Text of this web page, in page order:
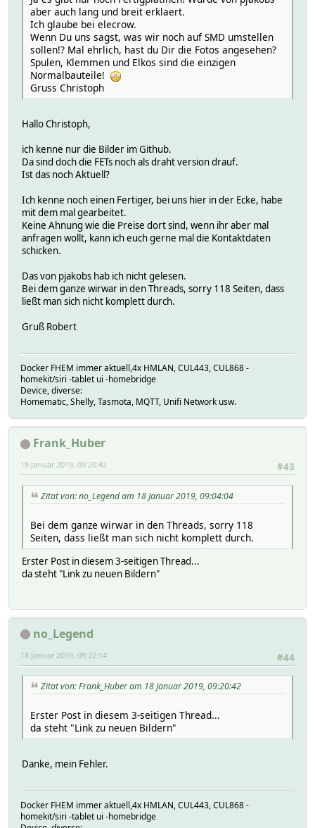
aber auch lang und breit erklaert.
Ich glaube bei elecrow.
Wenn Du uns sagst, was wir noch auf SMD umstellen
sollen!? Mal ehrlich, hast du Dir die Fotos angesehen?
Spulen, Klemmen und Elkos sind die einzigen
Normalbauteile!
Gruss Christoph
Hallo Christoph,
ich kenne nur die Bilder im Github.
Da sind doch die FETs noch als draht version drauf.
Ist das noch Aktuell?
Ich kenne noch einen Fertiger, bei uns hier in der Ecke, habe
mit dem mal gearbeitet.
Keine Ahnung wie die Preise dort sind, wenn ihr aber mal
anfragen wollt, kann ich euch gerne mal die Kontaktdaten
schicken.
Das von pjakobs hab ich nicht gelesen.
Bei dem ganze wirwar in den Threads, sorry 118 Seiten, dass
ließt man sich nicht komplett durch.
Gruß Robert
Docker FHEM immer aktuell,4x HMLAN, CUL443, CUL868 -
homekit/siri -tablet ui -homebridge
Device, diverse:
Homematic, Shelly, Tasmota, MQTT, Unifi Network usw.
Frank_Huber
#43
18 Januar 2019, 09:20:42
Zitat von: no_Legend am 18 Januar 2019, 09:04:04
Bei dem ganze wirwar in den Threads, sorry 118
Seiten, dass ließt man sich nicht komplett durch.
Erster Post in diesem 3-seitigen Thread...
da steht "Link zu neuen Bildern"
no_Legend
#44
18 Januar 2019, 09:22:14
Zitat von: Frank_Huber am 18 Januar 2019, 09:20:42
Erster Post in diesem 3-seitigen Thread...
da steht "Link zu neuen Bildern"
Danke, mein Fehler.
Docker FHEM immer aktuell,4x HMLAN, CUL443, CUL868 -
homekit/siri -tablet ui -homebridge